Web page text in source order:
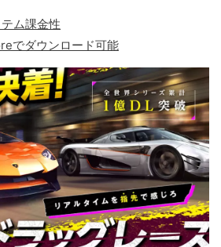
ム課金性
でダウンロード可能